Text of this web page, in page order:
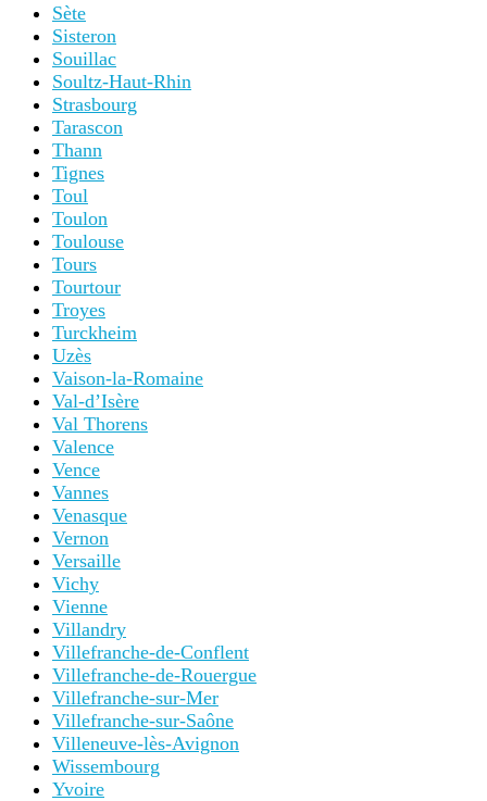
Sète
Sisteron
Souillac
Soultz-Haut-Rhin
Strasbourg
Tarascon
Thann
Tignes
Toul
Toulon
Toulouse
Tours
Tourtour
Troyes
Turckheim
Uzès
Vaison-la-Romaine
Val-d’Isère
Val Thorens
Valence
Vence
Vannes
Venasque
Vernon
Versaille
Vichy
Vienne
Villandry
Villefranche-de-Conflent
Villefranche-de-Rouergue
Villefranche-sur-Mer
Villefranche-sur-Saône
Villeneuve-lès-Avignon
Wissembourg
Yvoire